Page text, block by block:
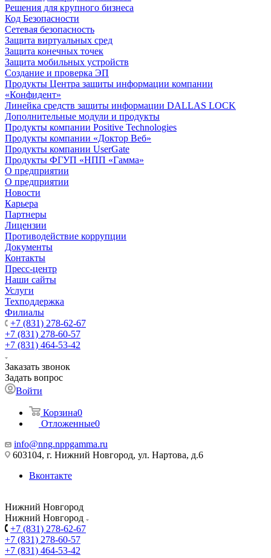
Решения для крупного бизнеса
Код Безопасности
Сетевая безопасность
Защита виртуальных сред
Защита конечных точек
Защита мобильных устройств
Создание и проверка ЭП
Продукты Центра защиты информации компании
«Конфидент»
Линейка средств защиты информации DALLAS LOCK
Дополнительные модули и продукты
Продукты компании Positive Technologies
Продукты компании «Доктор Веб»
Продукты компании UserGate
Продукты ФГУП «НПП «Гамма»
О предприятии
О предприятии
Новости
Карьера
Партнеры
Лицензии
Противодействие коррупции
Документы
Контакты
Пресс-центр
Наши сайты
Услуги
Техподдержка
Филиалы
+7 (831) 278-62-67
+7 (831) 278-60-57
+7 (831) 464-53-42
Заказать звонок
Задать вопрос
Войти
Корзина0
Отложенные0
info@nng.nppgamma.ru
603104, г. Нижний Новгород, ул. Нартова, д.6
Вконтакте
Нижний Новгород
Нижний Новгород
+7 (831) 278-62-67
+7 (831) 278-60-57
+7 (831) 464-53-42